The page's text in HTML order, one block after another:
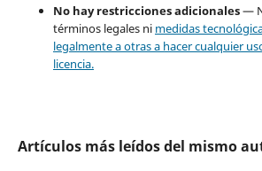
No hay restricciones adicionales—
términos legales ni medidas
legalmente a otras a hacer cualquier
licencia.
Artículos más leídos del mismo